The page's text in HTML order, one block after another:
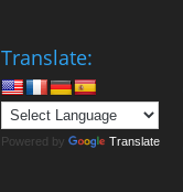
Translate:
Powered by Translate